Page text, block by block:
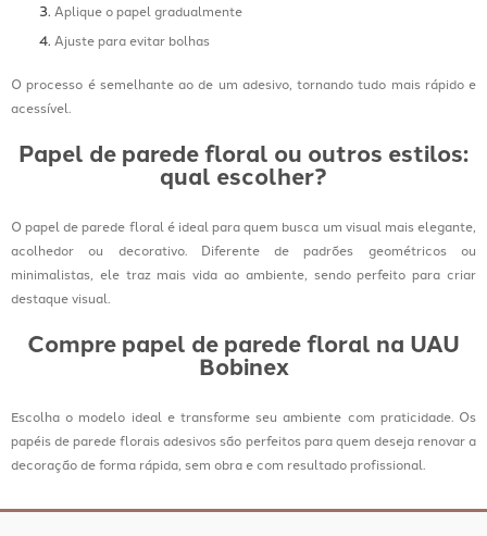
Aplique o papel gradualmente
Ajuste para evitar bolhas
O processo é semelhante ao de um adesivo, tornando tudo mais rápido e
acessível.
Papel de parede floral ou outros estilos:
qual escolher?
O papel de parede floral é ideal para quem busca um visual mais elegante,
acolhedor ou decorativo. Diferente de padrões geométricos ou
minimalistas, ele traz mais vida ao ambiente, sendo perfeito para criar
destaque visual.
Compre papel de parede floral na UAU
Bobinex
Escolha o modelo ideal e transforme seu ambiente com praticidade. Os
papéis de parede florais adesivos são perfeitos para quem deseja renovar a
decoração de forma rápida, sem obra e com resultado profissional.